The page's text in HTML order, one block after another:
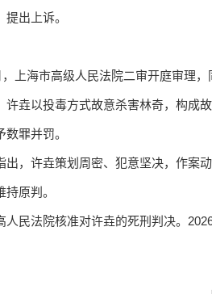
出上诉。
上海市高级人民法院二审开庭审理，
许垚以投毒方式故意杀害林奇，构成
罪并罚。
出，许垚策划周密、犯意坚决，作案
原判。
人民法院核准对许垚的死刑判决。